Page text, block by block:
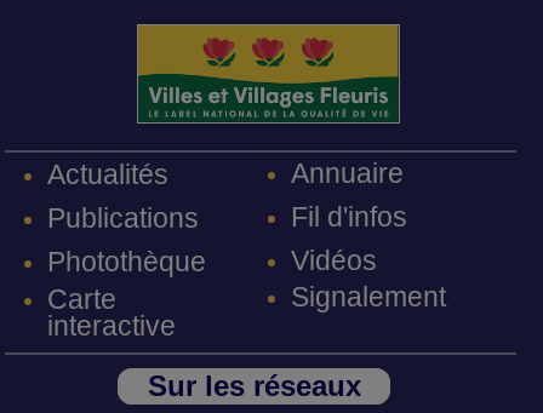
Actualités
Publications
Photothèque
Carte
interactive
Annuaire
Fil d'infos
Vidéos
Signalement
Sur les réseaux